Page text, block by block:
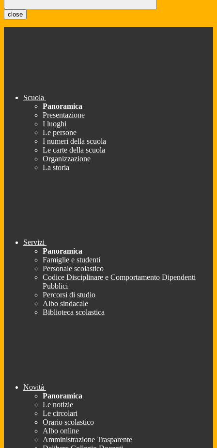
close
Scuola
Panoramica
Presentazione
I luoghi
Le persone
I numeri della scuola
Le carte della scuola
Organizzazione
La storia
Servizi
Panoramica
Famiglie e studenti
Personale scolastico
Codice Disciplinare e Comportamento Dipendenti
Pubblici
Percorsi di studio
Albo sindacale
Biblioteca scolastica
Novità
Panoramica
Le notizie
Le circolari
Orario scolastico
Albo online
Amministrazione Trasparente